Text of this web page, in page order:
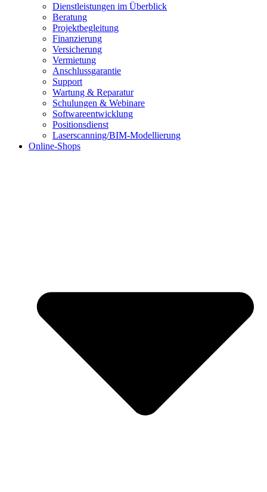
Dienstleistungen im Überblick
Beratung
Projektbegleitung
Finanzierung
Versicherung
Vermietung
Anschlussgarantie
Support
Wartung & Reparatur
Schulungen & Webinare
Softwareentwicklung
Positionsdienst
Laserscanning/BIM-Modellierung
Online-Shops